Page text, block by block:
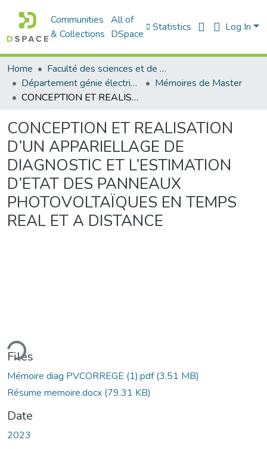
Communities
& Collections
All of
DSpace
Statistics Log In
Home
Faculté des sciences et de la technologie
Département génie électrique
Mémoires de Master
CONCEPTION ET REALISATION D’UN APPARIELLAGE DE DIAGNOSTIC ET L’ESTIMATION D’ETAT DES PANNEAUX PHOTOVOLTAÏQUES EN TEMPS REAL ET A DISTANCE
CONCEPTION ET REALISATION
D’UN APPARIELLAGE DE
DIAGNOSTIC ET L’ESTIMATION
D’ETAT DES PANNEAUX
PHOTOVOLTAÏQUES EN TEMPS
REAL ET A DISTANCE
Files
Mémoire diag PVCORREGE (1).pdf(3.51 MB)
Résume memoire.docx (79.31 KB)
Date
2023